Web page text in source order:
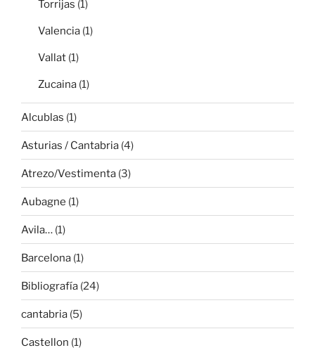
Torrijas (1)
Valencia (1)
Vallat (1)
Zucaina (1)
Alcublas (1)
Asturias / Cantabria (4)
Atrezo/Vestimenta (3)
Aubagne (1)
Avila… (1)
Barcelona (1)
Bibliografía (24)
cantabria (5)
Castellon (1)